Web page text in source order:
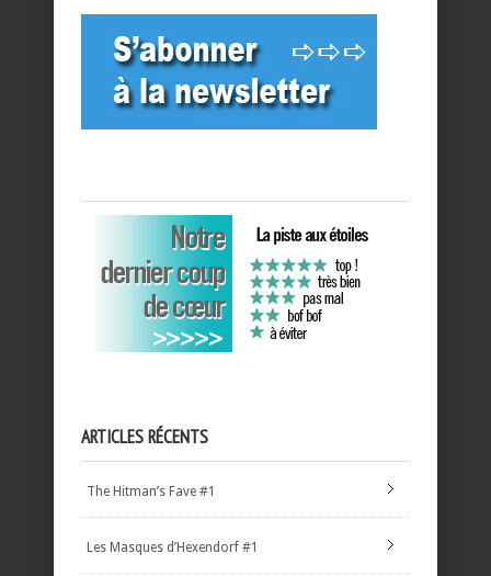
ARTICLES RÉCENTS
The Hitman’s Fave #1
Les Masques d’Hexendorf #1